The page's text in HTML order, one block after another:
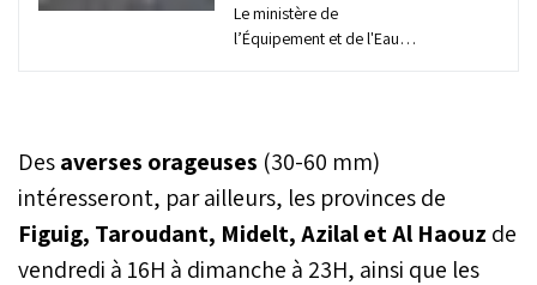
Le ministère de
l’Équipement et de l'Eau a
prévision de très fortes
averses orageuses avec
de la grêle et des rafales
de vent attendues à partir
de ce vendredi dans
Desaverses orageuses (30-60 mm)
intéresseront, par ailleurs, les provinces de
Figuig, Taroudant, Midelt, Azilal et Al Haouz de
vendredi à 16H à dimanche à 23H, ainsi que les